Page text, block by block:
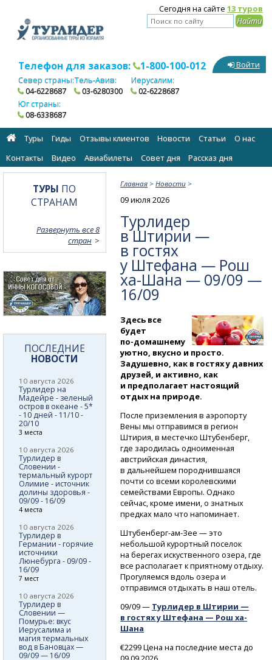
Сегодня на сайте 13 туров
Телефон для заказов: 1-800-100-012
Север страны:
04-6228687
Тель-Авив:
03-6280300
Иерусалим:
02-6228687
Юг страны:
08-6338687
Войти
Туры Гиды Отзывы клиентов Новости Статьи
О нас
Контакты
Видео Авиабилеты Cовет дня Рассказ дня
Главная >Новости >
09 июля 2026
Турлидер
в Штирии —
в гостях
у Штефана — Рош
ха-Шана — 09/09 —
16/09
Здесь все
будет
по-домашнему
уютно, вкусно и просто.
Задушевно, как в гостях у давних
друзей, и активно, как
и предполагает настоящий
отдых на природе.
После приземления в аэропорту
Вены мы отправимся в регион
Штирия, в местечко Штубенберг,
где зародилась одноименная
австрийская династия,
в дальнейшем породнившаяся
почти со всеми королевскими
семействами Европы. Однако
сейчас, кроме имени, о знатных
предках мало что напоминает.
Штубенберг-ам-Зее — это
небольшой курортный поселок
на берегах искуственного озера, где
все располагает к приятному отдыху.
Прогуляемся вдоль озера и
отправимся отдыхать в наш отель.
09/09 — Турлидер в Штирии —
в гостях у Штефана — Рош ха-
Шана
€2299 Цена на последние места до
ТУРЫ ПО
СТРАНАМ
Развернуть все 8
стран
ПОСЛЕДНИЕ
НОВОСТИ
10 августа 2026
Турлидер на
Мадейре - зеленый
остров в океане - 5*
- 10 дней - 11/10 -
20/10
3 места
10 августа 2026
Турлидер в
Словении -
термальный курорт
Олимие - источник
долины здоровья -
09/09 - 16/09
4 места
10 августа 2026
Турлидер в
Германии - горячие
источники
Люнебурга - 09/09 -
16/09
7 мест
10 августа 2026
Турлидер в
Словении —
Помурье: вкус
Иерусалима и
магия термальных
вод в Бановцах —
09/09 — 16/09